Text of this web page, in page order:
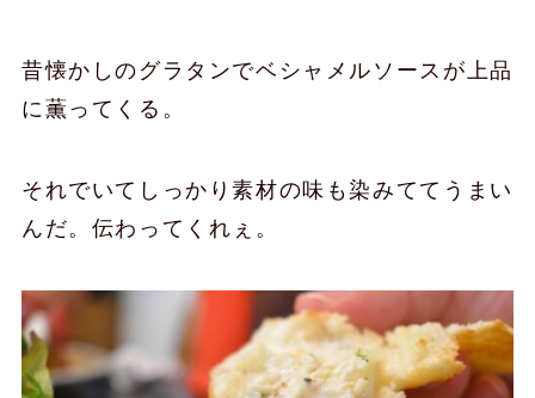
昔懐かしのグラタンでベシャメルソースが上品
に薫ってくる。
それでいてしっかり素材の味も染みててうまい
んだ。伝わってくれぇ。